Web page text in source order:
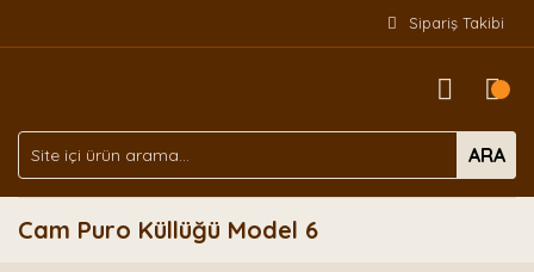
Sipariş Takibi
ARA
Cam Puro Küllüğü Model 6